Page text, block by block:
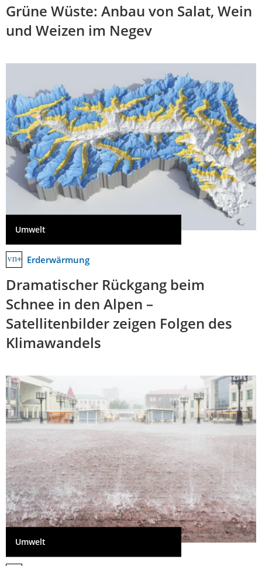
Grüne Wüste: Anbau von Salat, Wein
und Weizen im Negev
Umwelt
Erderwärmung
Dramatischer Rückgang beim
Schnee in den Alpen –
Satellitenbilder zeigen Folgen des
Klimawandels
Umwelt